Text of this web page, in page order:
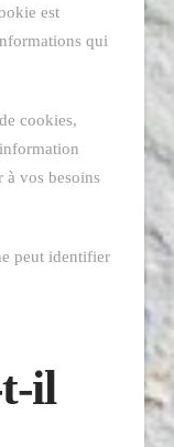
est
qui
cookies,
à vos besoins
peut identifier
il